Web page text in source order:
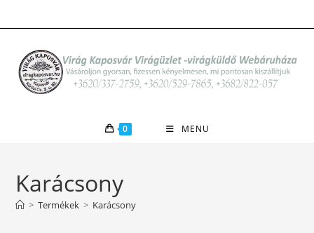
to
0 MENU
Karácsony
> Termékek > Karácsony